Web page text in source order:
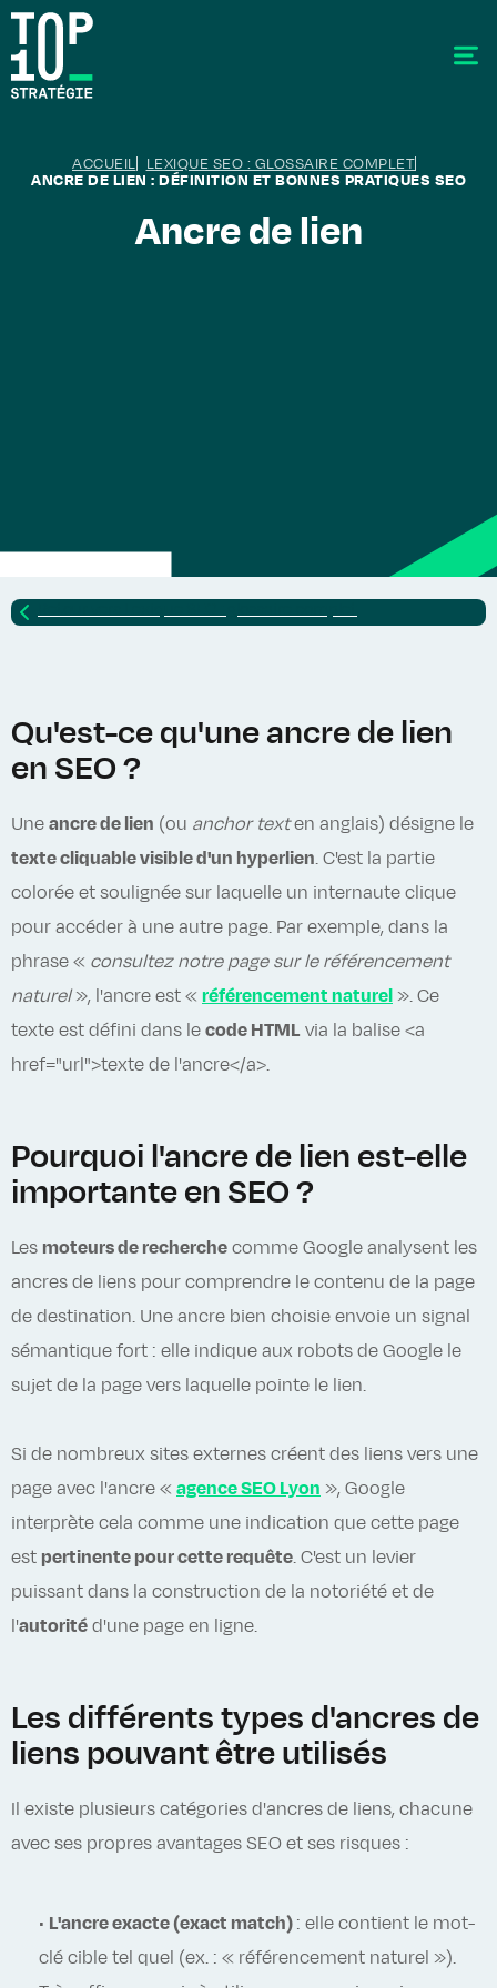
ACCUEIL
LEXIQUE SEO : GLOSSAIRE COMPLET
ANCRE DE LIEN : DÉFINITION ET BONNES PRATIQUES SEO
Ancre de lien
Qu'est-ce qu'une ancre de lien
en SEO ?
Une ancre de lien (ou anchor texten anglais) désigne le
texte cliquable visible d'un hyperlien. C'est la partie
colorée et soulignée sur laquelle un internaute clique
pour accéder à une autre page. Par exemple, dans la
phrase « consultez notre page sur le référencement
naturel», l'ancre est « référencement naturel ». Ce
texte est défini dans le code HTML via la balise <a
href="url">texte de l'ancre</a>.
Pourquoi l'ancre de lien est-elle
importante en SEO ?
Les moteurs de recherche comme Google analysent les
ancres de liens pour comprendre le contenu de la page
de destination. Une ancre bien choisie envoie un signal
sémantique fort : elle indique aux robots de Google le
sujet de la page vers laquelle pointe le lien.
Si de nombreux sites externes créent des liens vers une
page avec l'ancre « agence SEO Lyon », Google
interprète cela comme une indication que cette page
est pertinente pour cette requête. C'est un levier
puissant dans la construction de la notoriété et de
l'autorité d'une page en ligne.
Les différents types d'ancres de
liens pouvant être utilisés
Il existe plusieurs catégories d'ancres de liens, chacune
avec ses propres avantages SEO et ses risques :
• L'ancre exacte (exact match) : elle contient le mot-
clé cible tel quel (ex. : « référencement naturel »).